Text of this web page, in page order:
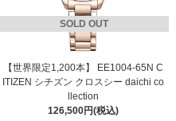
SOLD OUT
【世界限定1,200本】 EE1004-65N C
ITIZEN シチズン クロスシー daichi co
llection
126,500円(税込)